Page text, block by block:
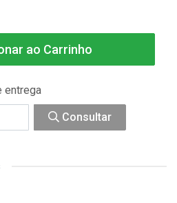
ao Carrinho
entrega
Consultar